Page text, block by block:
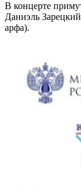
В концерте
Даниэль
арфа).